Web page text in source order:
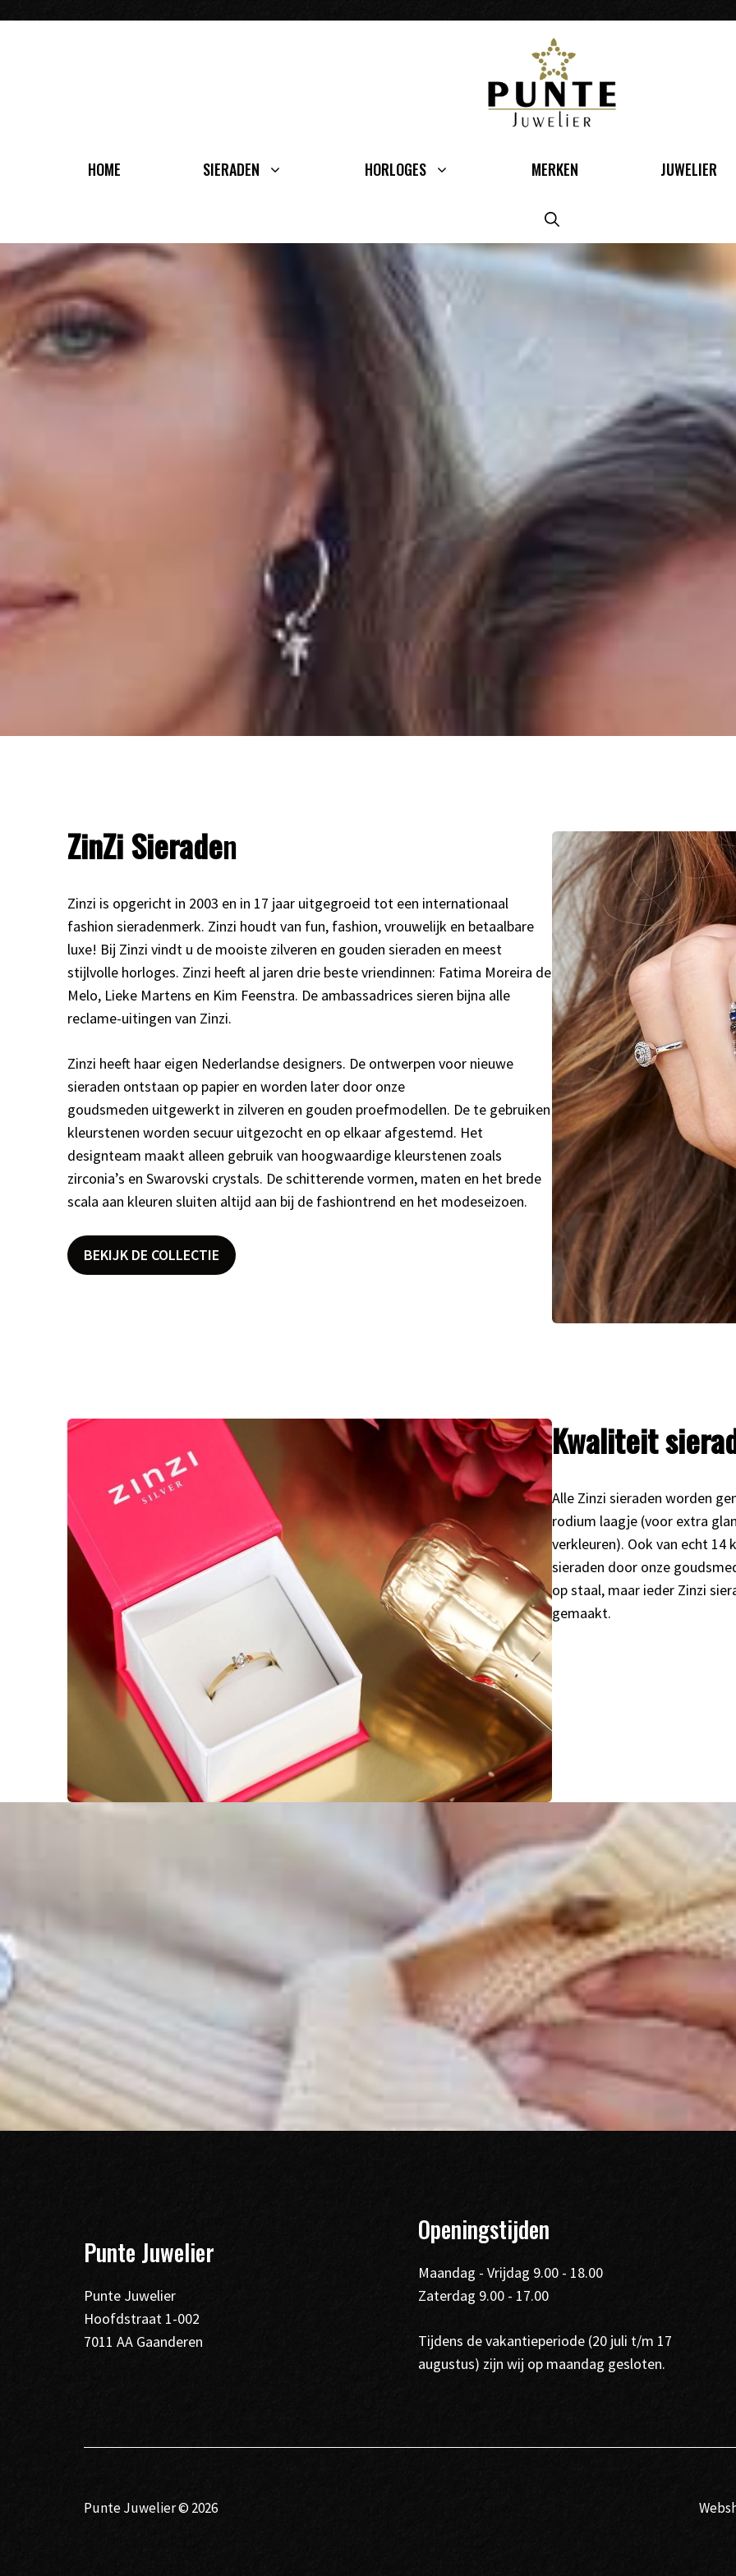
HOME SIERADEN HORLOGES MERKEN JUWELIER
ZinZi Sieraden
Zinzi is opgericht in 2003 en in 17 jaar uitgegroeid tot een internationaal
fashion sieradenmerk. Zinzi houdt van fun, fashion, vrouwelijk en betaalbare
luxe! Bij Zinzi vindt u de mooiste zilveren en gouden sieraden en meest
stijlvolle horloges. Zinzi heeft al jaren drie beste vriendinnen: Fatima Moreira de
Melo, Lieke Martens en Kim Feenstra. De ambassadrices sieren bijna alle
reclame-uitingen van Zinzi.
Zinzi heeft haar eigen Nederlandse designers. De ontwerpen voor nieuwe
sieraden ontstaan op papier en worden later door onze
goudsmeden uitgewerkt in zilveren en gouden proefmodellen. De te gebruiken
kleurstenen worden secuur uitgezocht en op elkaar afgestemd. Het
designteam maakt alleen gebruik van hoogwaardige kleurstenen zoals
zirconia’s en Swarovski crystals. De schitterende vormen, maten en het brede
scala aan kleuren sluiten altijd aan bij de fashiontrend en het modeseizoen.
BEKIJK DE COLLECTIE
Kwaliteit
Alle Zinzi sieraden worden
rodium laagje (voor extra
verkleuren). Ook van echt 14
sieraden door onze
op staal, maar ieder Zinzi
gemaakt.
Punte Juwelier
Punte Juwelier
Hoofdstraat 1-002
7011 AA Gaanderen
Openingstijden
Maandag - Vrijdag 9.00 - 18.00
Zaterdag 9.00 - 17.00
Tijdens de vakantieperiode (20 juli t/m 17
augustus) zijn wij op maandag gesloten.
Punte Juwelier © 2026